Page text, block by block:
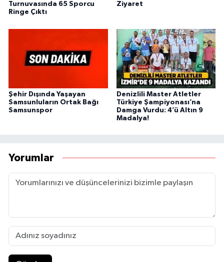
Turnuvasında 65 Sporcu
Ringe Çıktı
Ziyaret
Şehir Dışında Yaşayan
Samsunluların Ortak Bağı
Samsunspor
Denizlili Master Atletler
Türkiye Şampiyonası’na
Damga Vurdu: 4’ü Altın 9
Madalya!
Yorumlar